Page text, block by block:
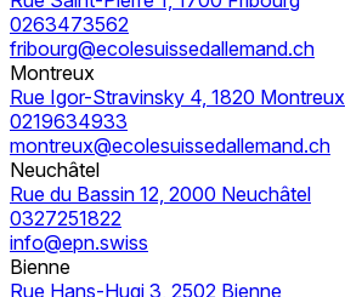
0263473562
fribourg@ecolesuissedallemand.ch
Montreux
Rue Igor-Stravinsky 4, 1820 Montreux
0219634933
montreux@ecolesuissedallemand.ch
Neuchâtel
Rue du Bassin 12, 2000 Neuchâtel
0327251822
info@epn.swiss
Bienne
Rue Hans-Hugi 3, 2502 Bienne